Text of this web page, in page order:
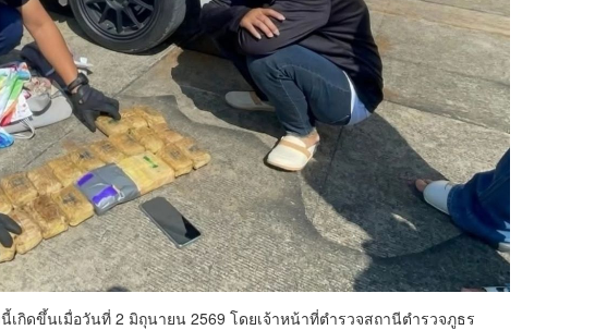
กิดขึ้นเมื่อวันที่ 2 มิถุนายน 2569 โดยเจ้าหน้าที่ตำรวจสถานีตำรวจภูธร